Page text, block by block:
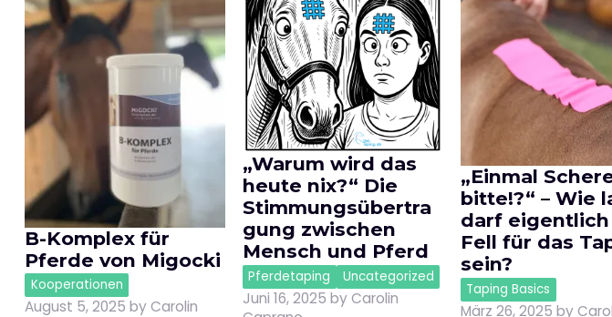
B-Komplex für
Pferde von Migocki
Kooperationen
August 5, 2025 byCarolin
„Warum wird das
heute nix?“ Die
Stimmungsübertra
gung zwischen
Mensch und Pferd
Pferdetaping Uncategorized
Juni 16, 2025 byCarolin
„Einmal
bitte!?“ – Wie
darf eigentlich
Fell für das
sein?
Taping Basics
März 26, 2025 by